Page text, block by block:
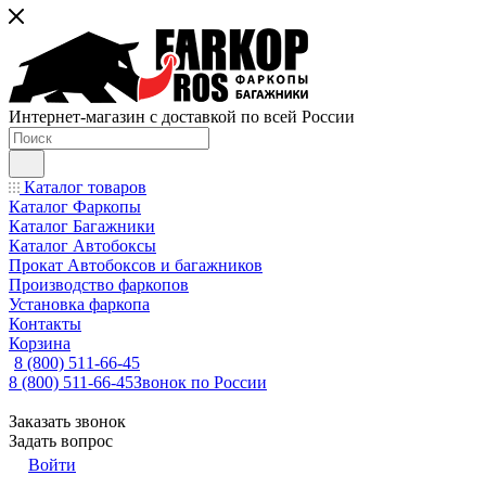
Интернет-магазин с доставкой по всей России
Каталог товаров
Каталог Фаркопы
Каталог Багажники
Каталог Автобоксы
Прокат Автобоксов и багажников
Производство фаркопов
Установка фаркопа
Контакты
Корзина
8 (800) 511-66-45
8 (800) 511-66-45Звонок по России
Заказать звонок
Задать вопрос
Войти